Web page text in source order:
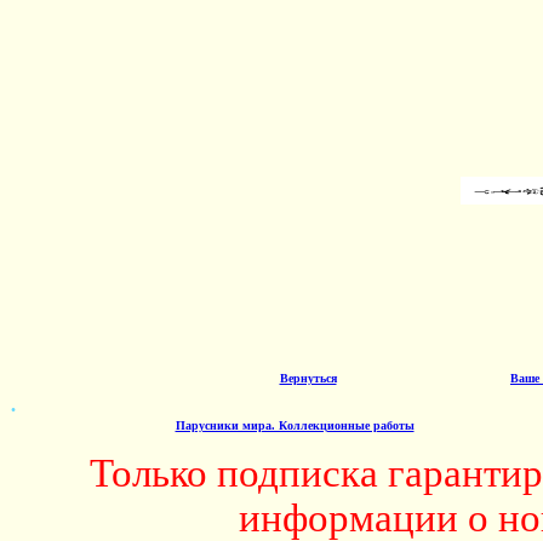
Вернуться Ваше
.
Парусники мира. Коллекционные работы
Только подписка
информации о